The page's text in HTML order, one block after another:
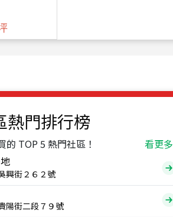
熱門排行榜
TOP 5 熱門社區！ 看更多
興街２６２號
陽街二段７９號